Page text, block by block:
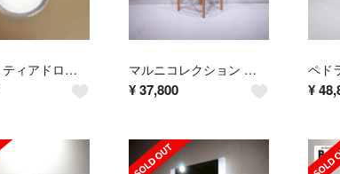
ヤマギワ ティアドロップ ペンダントライト 吊り下げ照明 照明 ガラス マルニコレクション ライトウッド バースツール ハイチェア
¥37,800 ¥